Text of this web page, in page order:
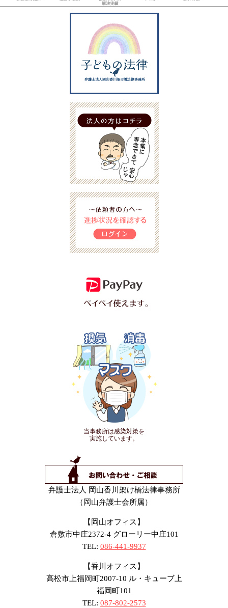
当事務所は感染対策を
実施しています。
弁護士法人 岡山香川架け橋法律事務所
（岡山弁護士会所属）
【岡山オフィス】
倉敷市中庄2372-4 グローリー中庄101
TEL: 086-441-9937
【香川オフィス】
高松市上福岡町2007-10 ル・キューブ上
福岡町101
TEL: 087-802-2573